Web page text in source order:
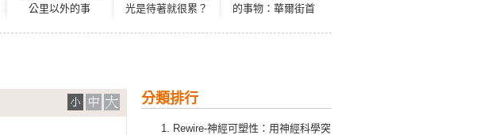
公里以外的事
光是待著就很累？
的事物：華爾街首
分類排行
Rewire-神經可塑性：用神經科學突